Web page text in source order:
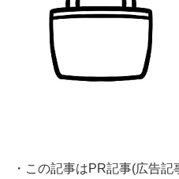
・この記事はPR記事(広告記